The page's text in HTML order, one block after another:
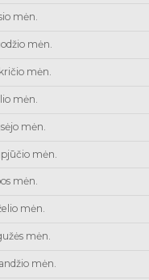
mėn.
mėn.
mėn.
mėn.
mėn.
mėn.
mėn.
mėn.
mėn.
mėn.